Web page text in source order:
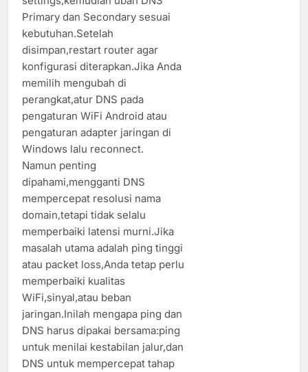
Primary dan Secondary sesuai
kebutuhan.Setelah
disimpan,restart router agar
konfigurasi diterapkan.Jika Anda
memilih mengubah di
perangkat,atur DNS pada
pengaturan WiFi Android atau
pengaturan adapter jaringan di
Windows lalu reconnect.
Namun penting
dipahami,mengganti DNS
mempercepat resolusi nama
domain,tetapi tidak selalu
memperbaiki latensi murni.Jika
masalah utama adalah ping tinggi
atau packet loss,Anda tetap perlu
memperbaiki kualitas
WiFi,sinyal,atau beban
jaringan.Inilah mengapa ping dan
DNS harus dipakai bersama:ping
untuk menilai kestabilan jalur,dan
DNS untuk mempercepat tahap